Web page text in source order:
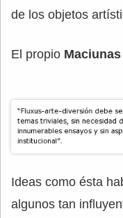
de los objetos
El propio Maciunas
Ideas como ésta
algunos tan